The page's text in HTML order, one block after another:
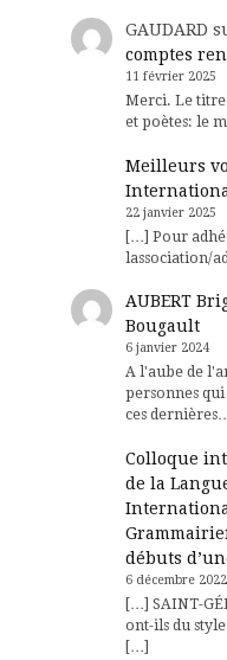
GAUDARD
comptes
11 février 2025
Merci. Le titre
et poètes: le
Meilleurs
22 janvier 2025
[…] Pour
lassociation/
AUBERT
Bougault
6 janvier 2024
A l'aube de
personnes
ces
Colloque
de la
débuts
6 décembre 2022
[…] SAINT-
ont-ils du
[…]